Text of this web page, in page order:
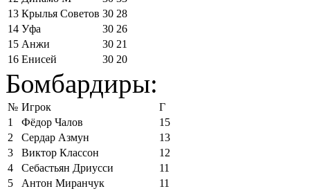
13 Крылья Советов 30 28
14 Уфа 30 26
15 Анжи 30 21
16 Енисей 30 20
Бомбардиры:
№ Игрок
Г
1
Фёдор Чалов
15
2
Сердар Азмун
13
3
Виктор Классон
12
4
Себастьян Дриусси
11
5
Антон Миранчук
11